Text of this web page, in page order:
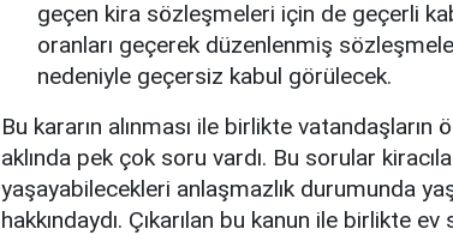
geçen kira sözleşmeleri için de geçerli
oranları geçerek düzenlenmiş
nedeniyle geçersiz kabul görülecek.
Bu kararın alınması ile birlikte vatandaşların
aklında pek çok soru vardı. Bu sorular
yaşayabilecekleri anlaşmazlık durumunda
hakkındaydı. Çıkarılan bu kanun ile birlikte ev